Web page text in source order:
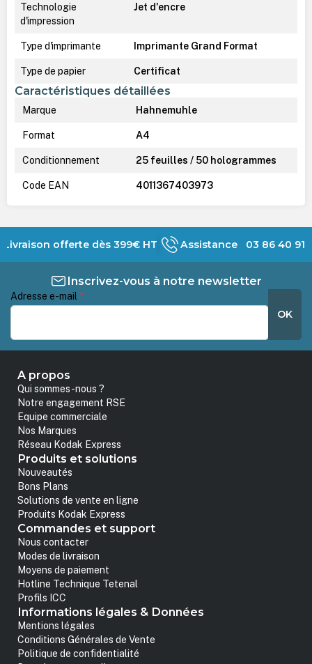
Technologie
d'impression
Jet d'encre
Type d'imprimante Imprimante Grand Format
Type de papier Certificat
Caractéristiques détaillées
Marque Hahnemuhle
Format A4
Conditionnement 25 feuilles / 50 hologrammes
Code EAN 4011367403973
Livraison offerte dès 399€ HT Assistance 03 86 40 91
Inscrivez-vous à notre newsletter
Adresse e-mail *
OK
A propos
Qui sommes-nous ?
Notre engagement RSE
Equipe commerciale
Nos Marques
Réseau Kodak Express
Produits et solutions
Nouveautés
Bons Plans
Solutions de vente en ligne
Produits Kodak Express
Commandes et support
Nous contacter
Modes de livraison
Moyens de paiement
Hotline Technique Tetenal
Profils ICC
Informations légales & Données
Mentions légales
Conditions Générales de Vente
Politique de confidentialité